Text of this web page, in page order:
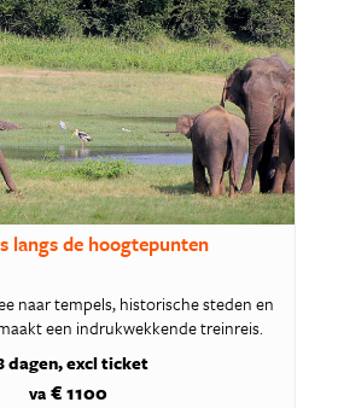
langs de hoogtepunten
naar tempels, historische steden en
een indrukwekkende treinreis.
dagen excl ticket
va€ 1100